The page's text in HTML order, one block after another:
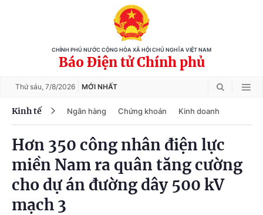
CHÍNH PHỦ NƯỚC CỘNG HÒA XÃ HỘI CHỦ NGHĨA VIỆT NAM
Báo Điện tử Chính phủ
Thứ sáu, 7/8/2026 MỚI NHẤT
Kinh tế Ngân hàng Chứng khoán Kinh doanh
Hơn 350 công nhân điện lực
miền Nam ra quân tăng cường
cho dự án đường dây 500 kV
mạch 3